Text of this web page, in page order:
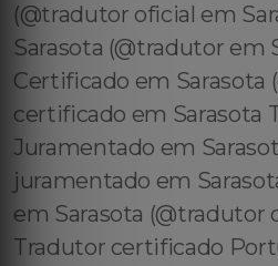
(@tradutor oficial em
Sarasota (@tradutor em
Certificado em Sarasota
certificado em Sarasota
Juramentado em
juramentado em
em Sarasota (@tradutor
Tradutor certificado